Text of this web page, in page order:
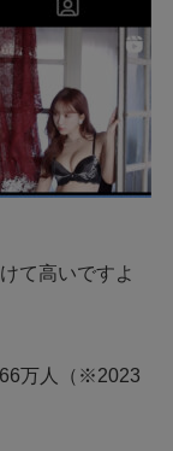
て高いですよ
万人（※2023